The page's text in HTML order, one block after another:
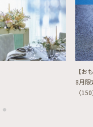
【お
8月限
〈